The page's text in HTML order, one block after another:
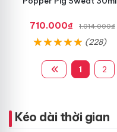
710.000₫ 1.014.000₫
(228)
1 2
Kéo dài thời gian